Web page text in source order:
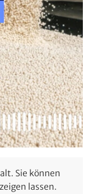
Sie können
lassen.